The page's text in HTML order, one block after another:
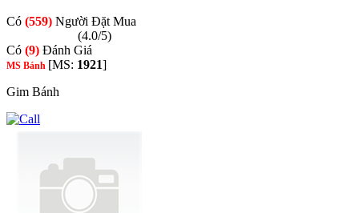
Có (559) Người Đặt Mua
(4.0/5)
Có (9) Đánh Giá
MS Bánh [MS: 1921]
Gim Bánh